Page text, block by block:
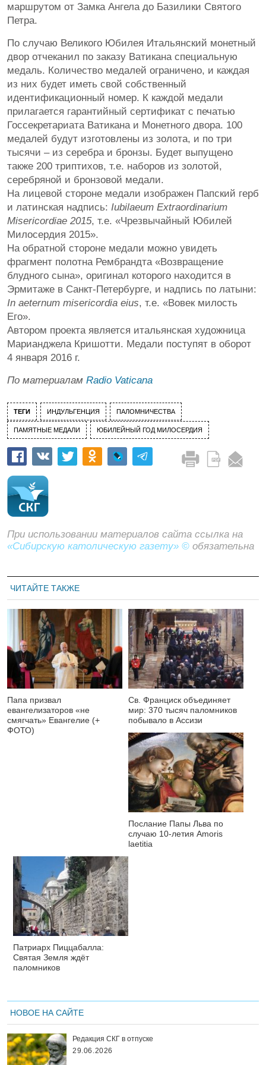
маршрутом от Замка Ангела до Базилики Святого
Петра.
По случаю Великого Юбилея Итальянский монетный
двор отчеканил по заказу Ватикана специальную
медаль. Количество медалей ограничено, и каждая
из них будет иметь свой собственный
идентификационный номер. К каждой медали
прилагается гарантийный сертификат с печатью
Госсекретариата Ватикана и Монетного двора. 100
медалей будут изготовлены из золота, и по три
тысячи – из серебра и бронзы. Будет выпущено
также 200 триптихов, т.е. наборов из золотой,
серебряной и бронзовой медали.
На лицевой стороне медали изображен Папский герб
и латинская надпись: Iubilaeum Extraordinarium
Misericordiae 2015, т.е. «Чрезвычайный Юбилей
Милосердия 2015».
На обратной стороне медали можно увидеть
фрагмент полотна Рембрандта «Возвращение
блудного сына», оригинал которого находится в
Эрмитаже в Санкт-Петербурге, и надпись по латыни:
In aeternum misericordia eius, т.е. «Вовек милость
Его».
Автором проекта является итальянская художница
Марианджела Кришотти. Медали поступят в оборот
4 января 2016 г.
По материалам Radio Vaticana
ТЕГИ ИНДУЛЬГЕНЦИЯ ПАЛОМНИЧЕСТВА
ПАМЯТНЫЕ МЕДАЛИ ЮБИЛЕЙНЫЙ ГОД МИЛОСЕРДИЯ
При использовании материалов сайта ссылка на
«Сибирскую католическую газету» © обязательна
ЧИТАЙТЕ ТАКЖЕ
Папа призвал
евангелизаторов «не
смягчать» Евангелие (+
ФОТО)
Св. Франциск объединяет
мир: 370 тысяч паломников
побывало в Ассизи
Послание Папы Льва по
случаю 10-летия Amoris
laetitia
Патриарх Пиццабалла:
Святая Земля ждёт
паломников
НОВОЕ НА САЙТЕ
Редакция СКГ в отпуске
29.06.2026